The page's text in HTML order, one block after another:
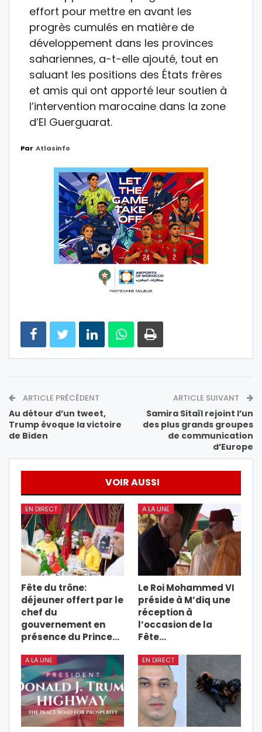
effort pour mettre en avant les
progrès cumulés en matière de
développement dans les provinces
sahariennes, a-t-elle ajouté, tout en
saluant les positions des États frères
et amis qui ont apporté leur soutien à
l’intervention marocaine dans la zone
d’El Guerguarat.
Par Atlasinfo
ARTICLE PRÉCÉDENT
Au détour d’un tweet,
Trump évoque la victoire
de Biden
ARTICLE SUIVANT
Samira Sitaïl rejoint l’un
des plus grands groupes
de communication
d’Europe
VOIR AUSSI
EN DIRECT
Fête du trône:
déjeuner offert par le
chef du
gouvernement en
présence du Prince…
A LA UNE
Le Roi Mohammed VI
préside à M’diq une
réception à
l’occasion de la
Fête…
A LA UNE EN DIRECT